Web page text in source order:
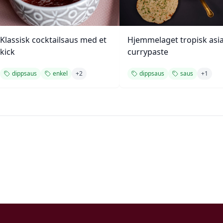
Klassisk cocktailsaus med et
kick
dippsaus enkel +2
Hjemmelaget tropisk
currypaste
dippsaus saus +1